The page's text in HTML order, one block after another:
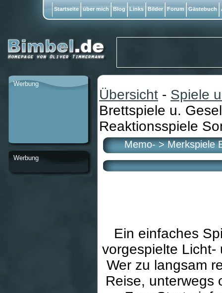
Übersicht - Spiele
Brettspiele u.
Reaktionsspiele
Memo- > Merkspiele
Ein einfaches
vorgespielte Licht-
Wer zu langsam
Reise, unterwegs
Werbung
Werbung
Startseite über mich Blog Links Bilder Forum Gästebuch